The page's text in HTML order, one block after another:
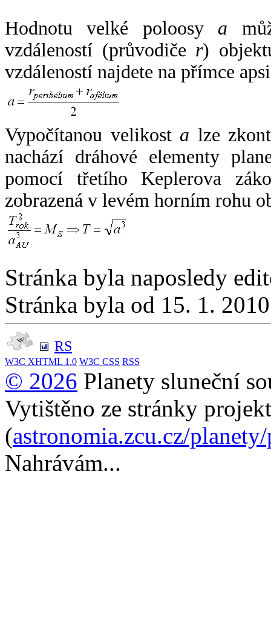
Hodnotu velké poloosy a
vzdáleností (průvodiče r)
vzdáleností najdete na přímce
Vypočítanou velikost a lze
nachází dráhové elementy
pomocí třetího Keplerova
zobrazená v levém horním rohu
Stránka byla naposledy
Stránka byla od 15. 1.
RS
W3C XHTML 1.0 W3C CSS RSS
© 2026 Planety sluneční
Vytištěno ze stránky
(astronomia.zcu.cz/
Nahrávám...